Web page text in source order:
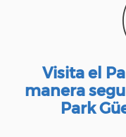
Visita el
manera
Park